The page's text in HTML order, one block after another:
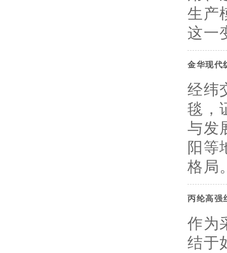
生产
这一
金华现代
经纬
毯，
与发
阳等
格
丙纶高强
作为
结于